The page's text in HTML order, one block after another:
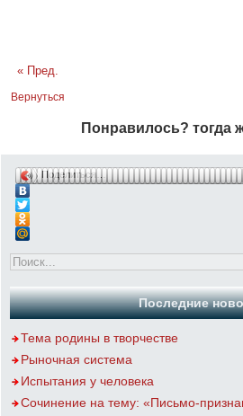
« Пред.
Вернуться
Понравилось? тогда
Поделиться…
Последние
Тема родины в творчестве
Рыночная система
Испытания у человека
Сочинение на тему: «Письмо-